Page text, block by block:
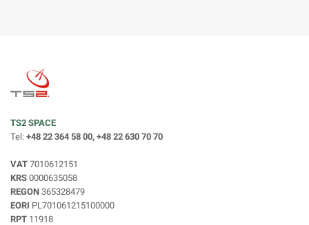
TS2 SPACE
Tel: +48 22 364 58 00, +48 22 630 70 70
VAT 7010612151
KRS 0000635058
REGON 365328479
EORI PL701061215100000
RPT 11918